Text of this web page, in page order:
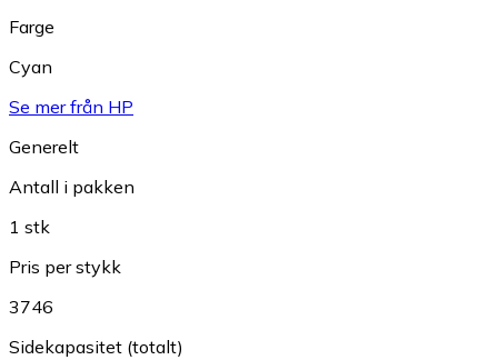
Farge
Cyan
Se mer från HP
Generelt
Antall i pakken
1 stk
Pris per stykk
3746
Sidekapasitet (totalt)